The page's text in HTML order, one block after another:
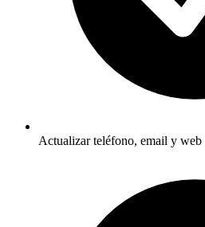
Actualizar teléfono, email y web